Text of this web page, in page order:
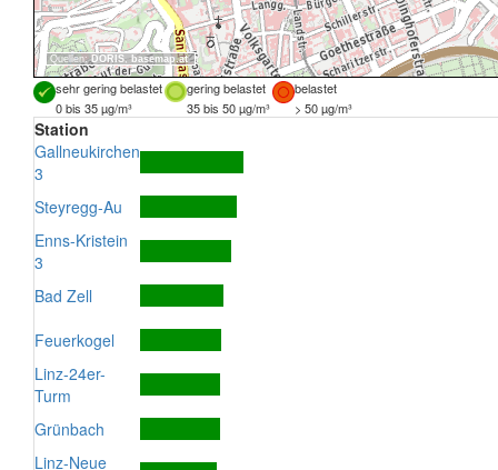
Quellen:DORIS, basemap.at
sehr gering belastet gering belastet
belastet
0 bis 35 µg/m³
35 bis 50 µg/m³ > 50 µg/m³
Station
Gallneukirchen
3
Steyregg-Au
Enns-Kristein
3
Bad Zell
Feuerkogel
Linz-24er-
Turm
Grünbach
Linz-Neue